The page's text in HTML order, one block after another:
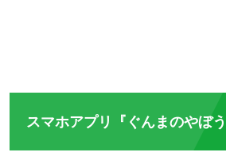
スマホアプリ『ぐんまのやぼ